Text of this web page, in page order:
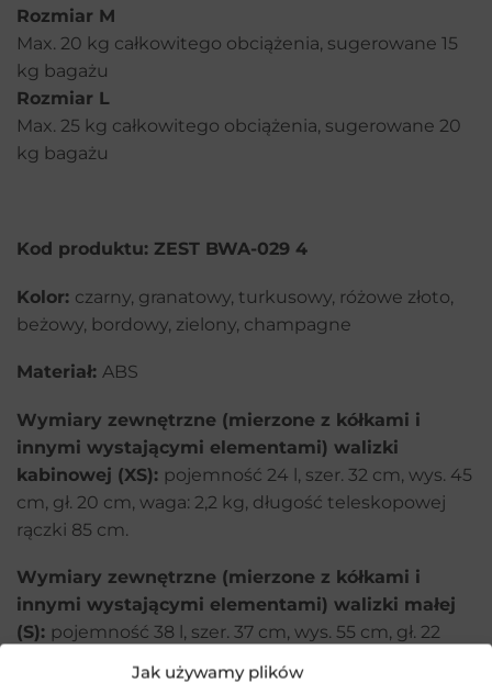
Jak używamy plików
Rozmiar M
Max. 20 kg całkowitego obciążenia, sugerowane 15
kg bagażu
Rozmiar L
Max. 25 kg całkowitego obciążenia, sugerowane 20
kg bagażu
Kod produktu: ZEST BWA-029 4
Kolor: czarny, granatowy, turkusowy, różowe złoto,
beżowy, bordowy, zielony, champagne
Materiał: ABS
Wymiary zewnętrzne (mierzone z kółkami i
innymi wystającymi elementami) walizki
kabinowej (XS): pojemność 24 l, szer. 32 cm, wys. 45
cm, gł. 20 cm, waga: 2,2 kg, długość teleskopowej
rączki 85 cm.
Wymiary zewnętrzne (mierzone z kółkami i
innymi wystającymi elementami) walizki małej
(S): pojemność 38 l, szer. 37 cm, wys. 55 cm, gł. 22
cm, waga: 2,95 kg, długość teleskopowej rączki 47